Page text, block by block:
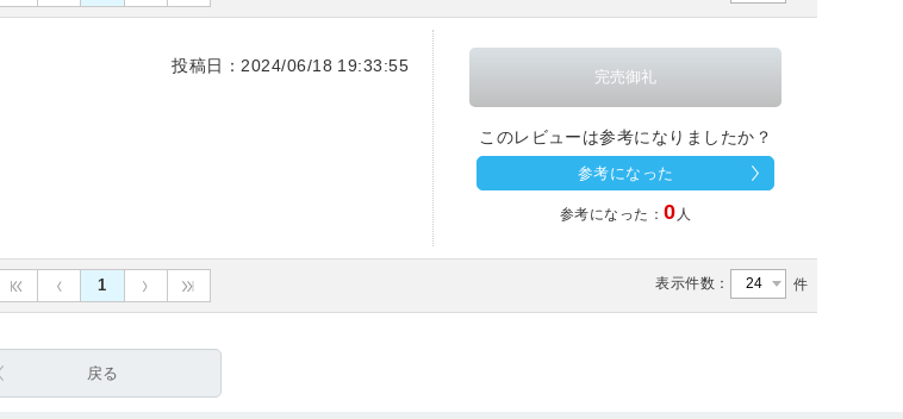
投稿日：2024/06/18 19:33:55
このレビューは参考になりましたか？
参考になった
参考になった：0 人
1 表示件数： 件
戻る